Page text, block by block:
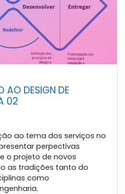
AO DESIGN DE
02
ao tema dos serviços no
perpectivas
o projeto de novos
as tradições tanto do
como